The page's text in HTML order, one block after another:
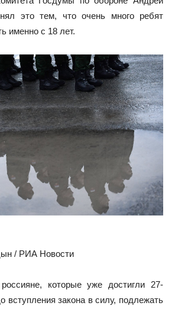
это тем, что очень много ребят
именно с 18 лет.
/ РИА Новости
которые уже достигли 27-
вступления закона в силу, подлежать